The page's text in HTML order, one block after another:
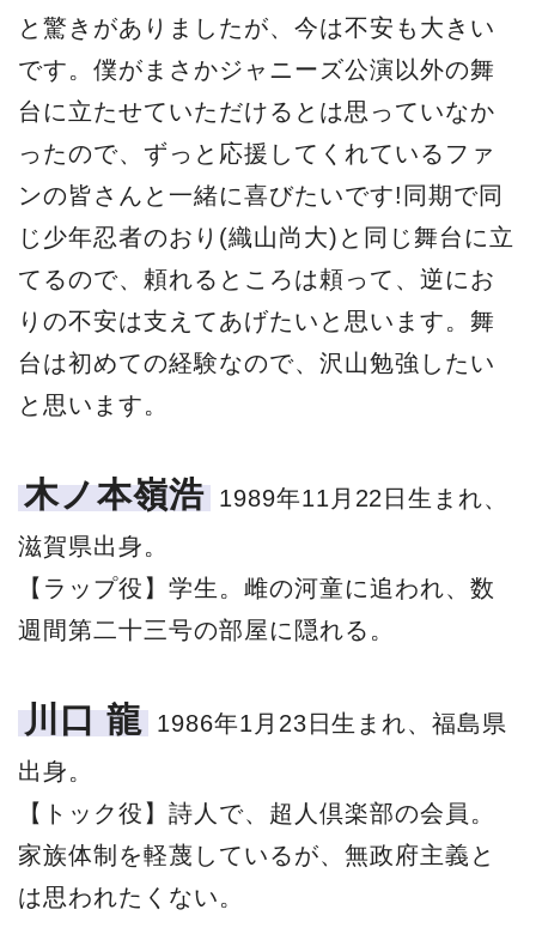
と驚きがありましたが、今は不安も大きい
です。僕がまさかジャニーズ公演以外の舞
台に立たせていただけるとは思っていなか
ったので、ずっと応援してくれているファ
ンの皆さんと一緒に喜びたいです!同期で同
じ少年忍者のおり(織山尚大)と同じ舞台に立
てるので、頼れるところは頼って、逆にお
りの不安は支えてあげたいと思います。舞
台は初めての経験なので、沢山勉強したい
と思います。
木ノ本嶺浩
1989年11月22日生まれ、
滋賀県出身。
【ラップ役】学生。雌の河童に追われ、数
週間第二十三号の部屋に隠れる。
川口 龍 1986年1月23日生まれ、福島県
出身。
【トック役】詩人で、超人倶楽部の会員。
家族体制を軽蔑しているが、無政府主義と
は思われたくない。